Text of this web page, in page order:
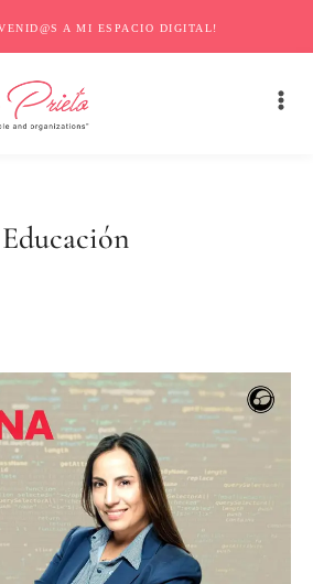
A MI ESPACIO DIGITAL!
Educación